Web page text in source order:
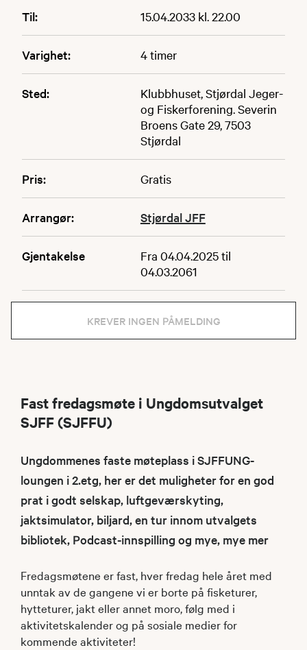
Til: 15.04.2033 kl. 22.00
Varighet: 4 timer
Sted:
Klubbhuset, Stjørdal Jeger-
og Fiskerforening. Severin
Broens Gate 29, 7503
Stjørdal
Pris: Gratis
Arrangør: Stjørdal JFF
Gjentakelse
Fra 04.04.2025 til
04.03.2061
KREVER INGEN PÅMELDING
Fast fredagsmøte i Ungdomsutvalget
SJFF (SJFFU)
Ungdommenes faste møteplass i SJFFUNG-
loungen i 2.etg, her er det muligheter for en god
prat i godt selskap, luftgeværskyting,
jaktsimulator, biljard, en tur innom utvalgets
bibliotek, Podcast-innspilling og mye, mye mer
Fredagsmøtene er fast, hver fredag hele året med
unntak av de gangene vi er borte på fisketurer,
hytteturer, jakt eller annet moro, følg med i
aktivitetskalender og på sosiale medier for
kommende aktiviteter!